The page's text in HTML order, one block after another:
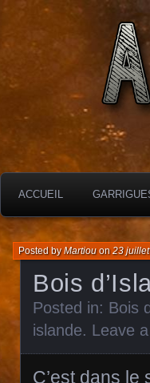
MES
ACCUEIL
Bois
Posted byMartiouon23
Posted in: Bois
islande. Leave
C’est dans